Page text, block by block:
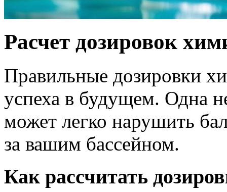
Расчет дозировок
Правильные дозировки
успеха в будущем. Одна
может легко нарушить
за вашим бассейном.
Как рассчитать